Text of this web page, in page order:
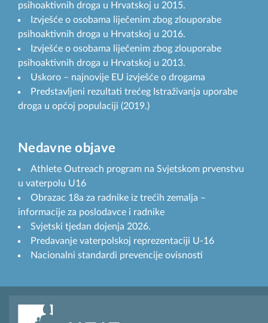
psihoaktivnih droga u Hrvatskoj u 2015.
Izvješće o osobama liječenim zbog zlouporabe
psihoaktivnih droga u Hrvatskoj u 2016.
Izvješće o osobama liječenim zbog zlouporabe
psihoaktivnih droga u Hrvatskoj u 2013.
Uskoro – najnovije EU izvješće o drogama
Predstavljeni rezultati trećeg Istraživanja uporabe
droga u općoj populaciji (2019.)
Nedavne objave
Athlete Outreach program na Svjetskom prvenstvu
u vaterpolu U16
Obrazac 18a za radnike iz trećih zemalja –
informacije za poslodavce i radnike
Svjetski tjedan dojenja 2026.
Predavanje vaterpolskoj reprezentaciji U-16
Nacionalni standardi prevencije ovisnosti